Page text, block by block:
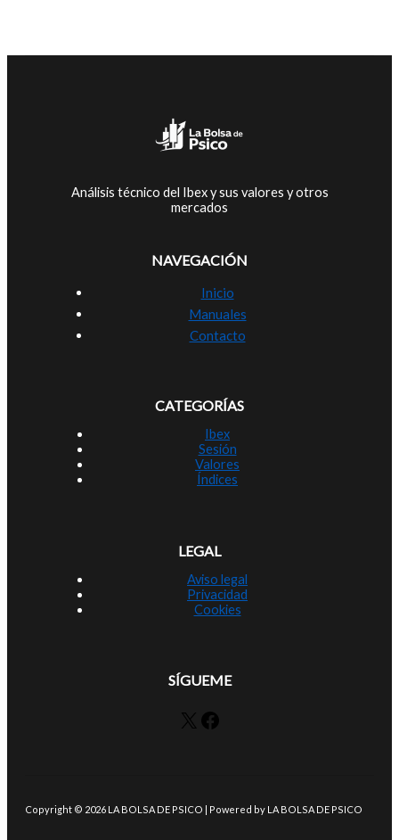
Análisis técnico del Ibex y sus valores y otros
mercados
NAVEGACIÓN
Inicio
Manuales
Contacto
CATEGORÍAS
Ibex
Sesión
Valores
Índices
LEGAL
Aviso legal
Privacidad
Cookies
SÍGUEME
X Facebook
Copyright © 2026 LA BOLSA DE PSICO | Powered by LA BOLSA DE PSICO